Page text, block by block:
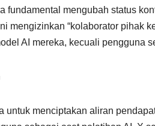
fundamental mengubah status
mengizinkan “kolaborator pihak
AI mereka, kecuali pengguna
untuk menciptakan aliran